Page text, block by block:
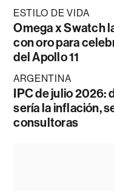
ESTILO DE VIDA
Omega x Swatch
con oro para
del Apollo 11
ARGENTINA
IPC de julio 2026:
sería la inflación,
consultoras